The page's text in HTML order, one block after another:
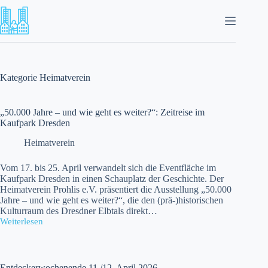
Zum
Inhalt
springen
Kategorie Heimatverein
„50.000 Jahre – und wie geht es weiter?“: Zeitreise im
Kaufpark Dresden
Heimatverein
Vom 17. bis 25. April verwandelt sich die Eventfläche im
Kaufpark Dresden in einen Schauplatz der Geschichte. Der
Heimatverein Prohlis e.V. präsentiert die Ausstellung „50.000
Jahre – und wie geht es weiter?“, die den (prä-)historischen
Kulturraum des Dresdner Elbtals direkt…
Weiterlesen
„50.000
wie